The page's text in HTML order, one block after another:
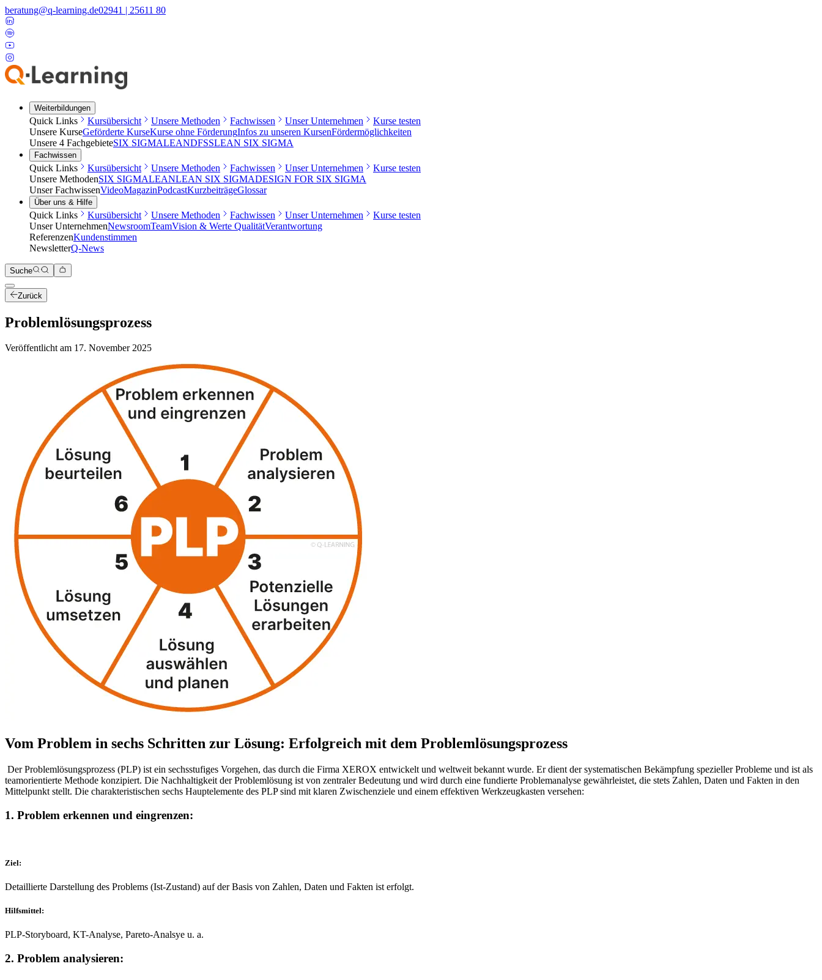
beratung@q-learning.de02941 | 25611 80
Weiterbildungen
Quick Links Kursübersicht Unsere Methoden Fachwissen Unser Unternehmen
Kurse testen
Unsere KurseGeförderte KurseKurse ohne FörderungInfos zu unseren KursenFördermöglichkeiten
Unsere 4 FachgebieteSIX SIGMALEANDFSSLEAN SIX SIGMA
Fachwissen
Quick Links Kursübersicht Unsere Methoden Fachwissen Unser Unternehmen
Kurse testen
Unsere MethodenSIX SIGMALEANLEAN SIX SIGMADESIGN FOR SIX SIGMA
Unser FachwissenVideoMagazinPodcastKurzbeiträgeGlossar
Über uns & Hilfe
Quick Links Kursübersicht Unsere Methoden Fachwissen Unser Unternehmen
Kurse testen
Unser UnternehmenNewsroomTeamVision & Werte QualitätVerantwortung
ReferenzenKundenstimmen
NewsletterQ-News
Suche
Zurück
Problemlösungsprozess
Veröffentlicht am 17. November 2025
Vom Problem in sechs Schritten zur Lösung: Erfolgreich mit dem Problemlösungsprozess
Der Problemlösungsprozess (PLP) ist ein sechsstufiges Vorgehen, das durch die Firma XEROX entwickelt und weltweit bekannt wurde. Er dient der systematischen Bekämpfung spezieller Probleme und ist als
teamorientierte Methode konzipiert. Die Nachhaltigkeit der Problemlösung ist von zentraler Bedeutung und wird durch eine fundierte Problemanalyse gewährleistet, die stets Zahlen, Daten und Fakten in den
Mittelpunkt stellt. Die charakteristischen sechs Hauptelemente des PLP sind mit klaren Zwischenziele und einem effektiven Werkzeugkasten versehen:
1. Problem erkennen und eingrenzen:
Ziel:
Detaillierte Darstellung des Problems (Ist-Zustand) auf der Basis von Zahlen, Daten und Fakten ist erfolgt.
Hilfsmittel:
PLP-Storyboard, KT-Analyse, Pareto-Analsye u. a.
2. Problem analysieren: